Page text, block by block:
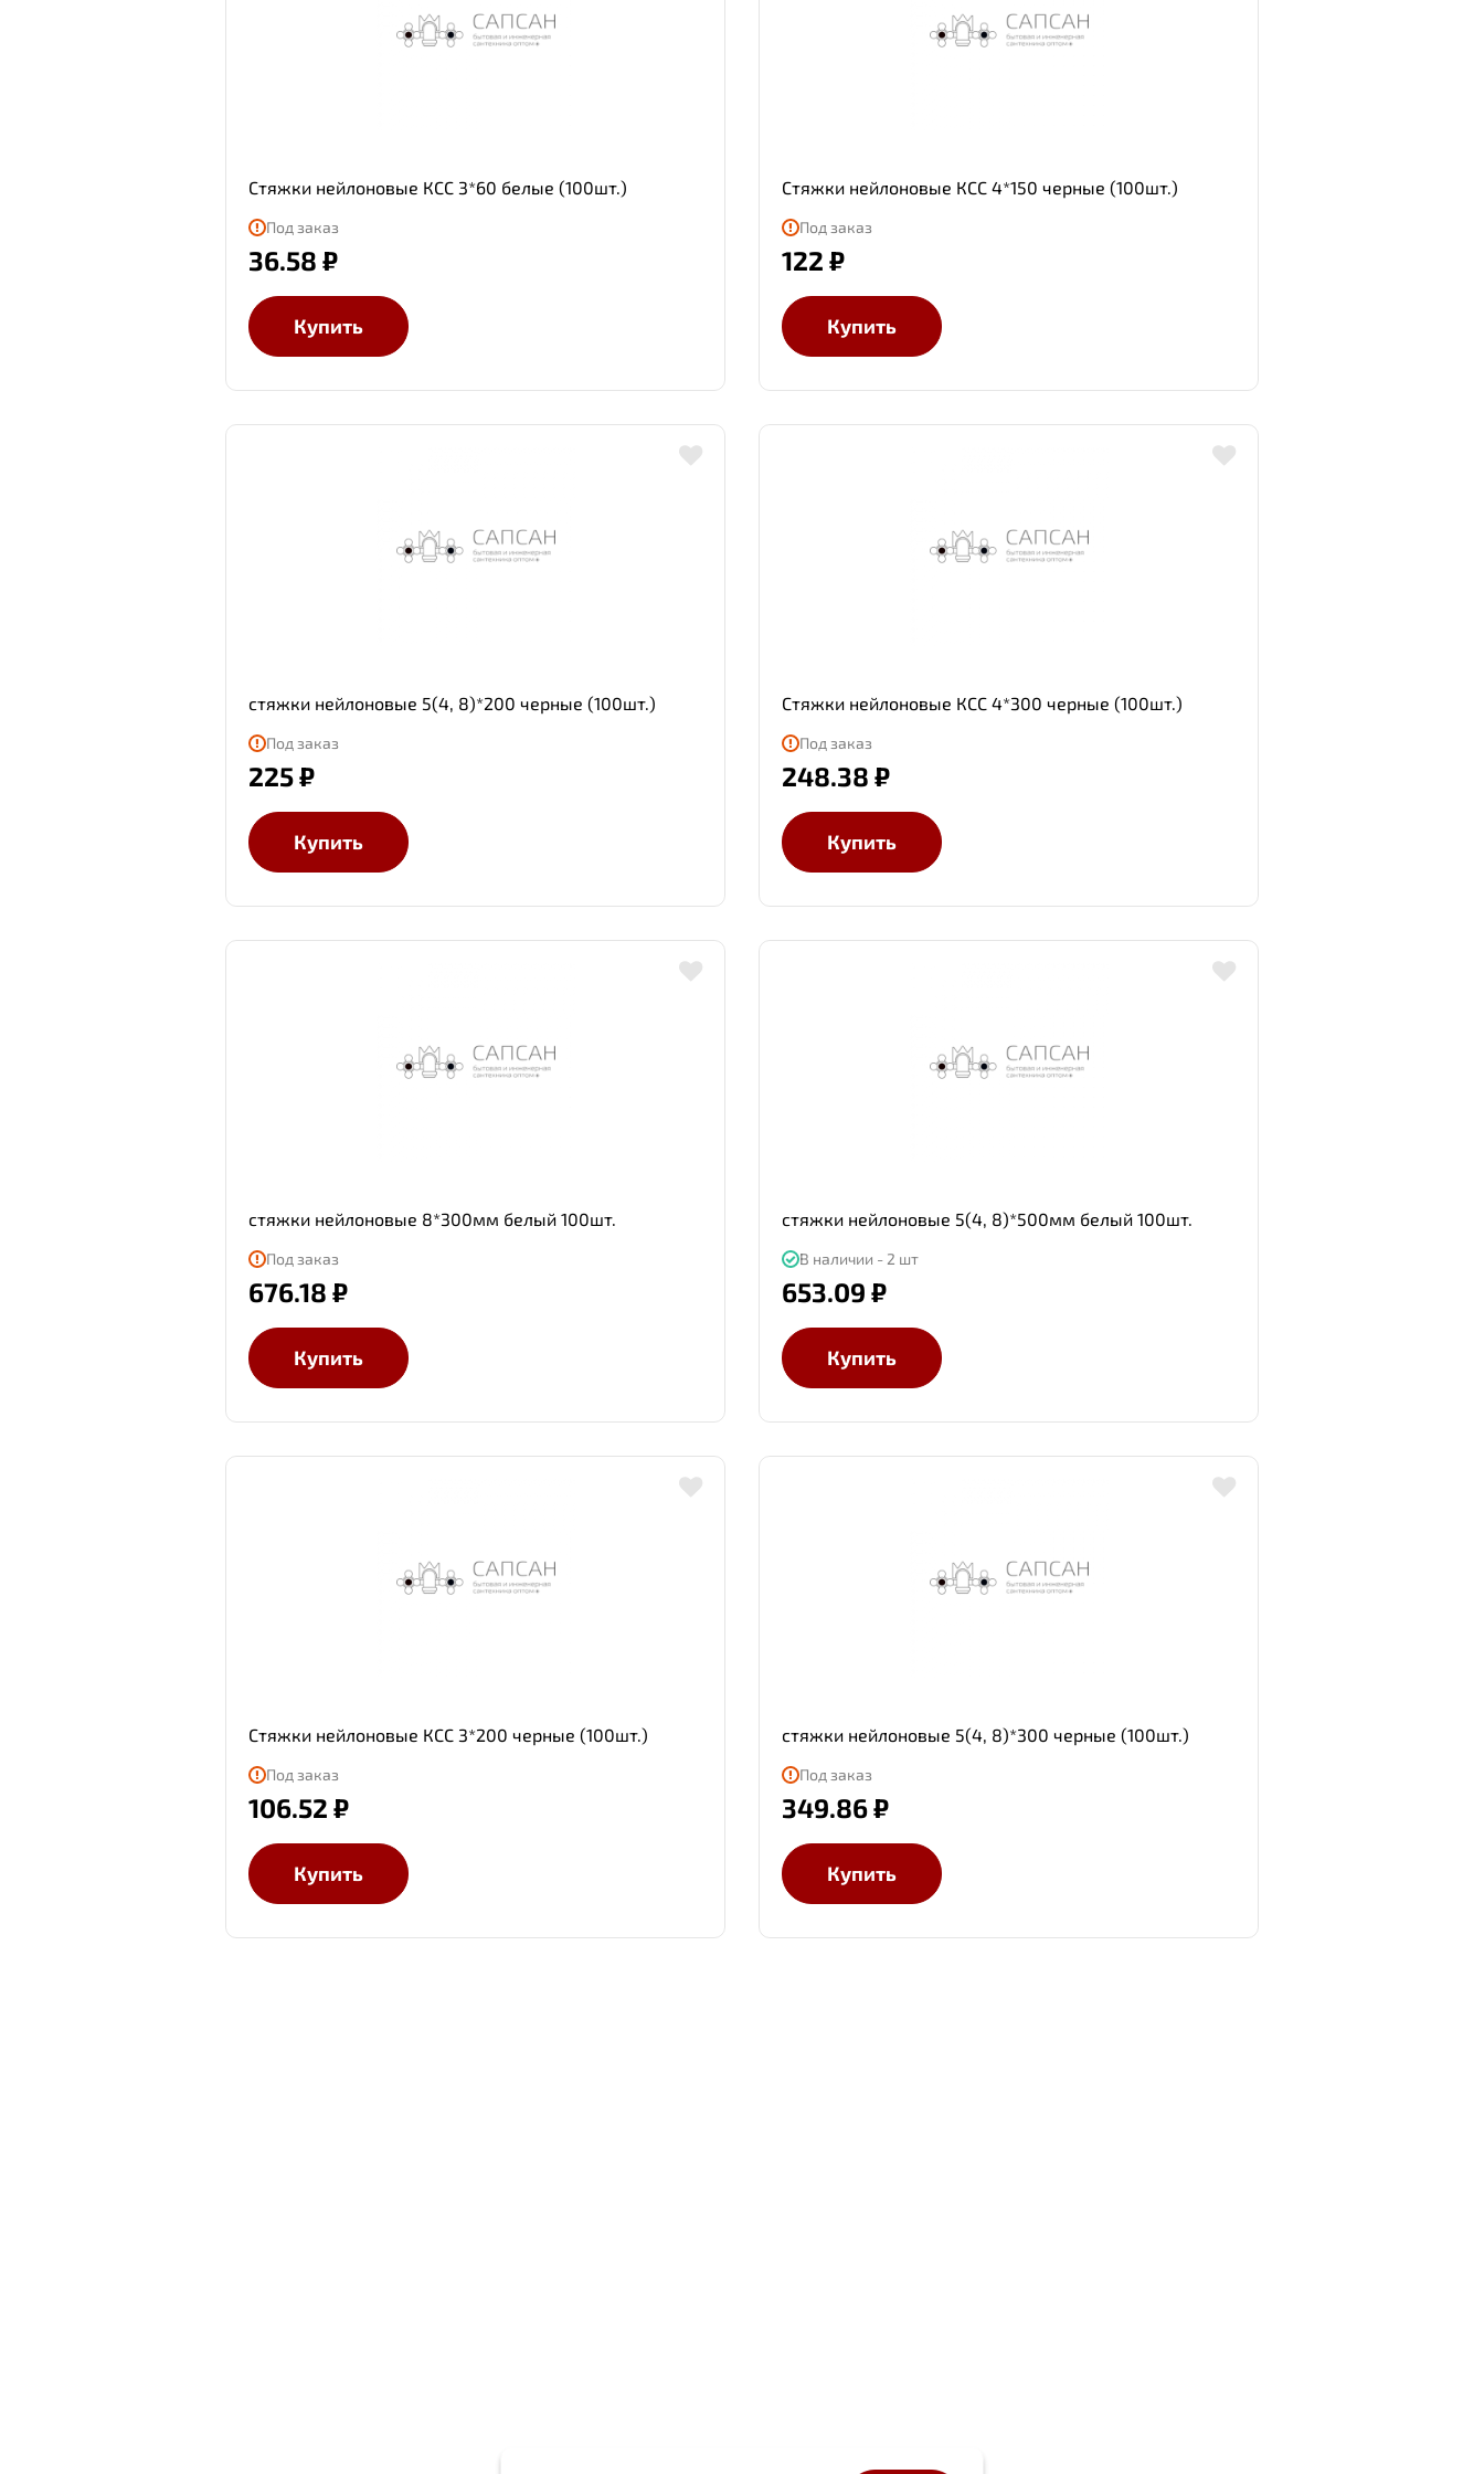
Стяжки нейлоновые КСС 3*60 белые (100шт.)
Под заказ
36.58 ₽
Купить
Стяжки нейлоновые КСС 4*150 черные (100шт.)
Под заказ
122 ₽
Купить
стяжки нейлоновые 5(4, 8)*200 черные (100шт.)
Под заказ
225 ₽
Купить
Стяжки нейлоновые КСС 4*300 черные (100шт.)
Под заказ
248.38 ₽
Купить
стяжки нейлоновые 8*300мм белый 100шт.
Под заказ
676.18 ₽
Купить
стяжки нейлоновые 5(4, 8)*500мм белый 100шт.
В наличии - 2 шт
653.09 ₽
Купить
Стяжки нейлоновые КСС 3*200 черные (100шт.)
Под заказ
106.52 ₽
Купить
стяжки нейлоновые 5(4, 8)*300 черные (100шт.)
Под заказ
349.86 ₽
Купить